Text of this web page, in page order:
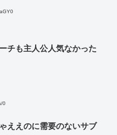
チも主人公人気なかった
0
ええのに需要のないサブ